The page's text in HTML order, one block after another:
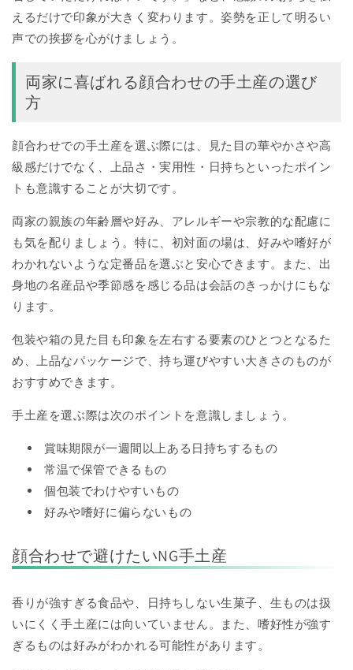
えるだけで印象が大きく変わります。姿勢を正して明るい
声での挨拶を心がけましょう。
両家に喜ばれる顔合わせの手土産の選び
方
顔合わせでの手土産を選ぶ際には、見た目の華やかさや高
級感だけでなく、上品さ・実用性・日持ちといったポイン
トも意識することが大切です。
両家の親族の年齢層や好み、アレルギーや宗教的な配慮に
も気を配りましょう。特に、初対面の場は、好みや嗜好が
わかれないような定番品を選ぶと安心できます。また、出
身地の名産品や季節感を感じる品は会話のきっかけにもな
ります。
包装や箱の見た目も印象を左右する要素のひとつとなるた
め、上品なパッケージで、持ち運びやすい大きさのものが
おすすめできます。
手土産を選ぶ際は次のポイントを意識しましょう。
賞味期限が一週間以上ある日持ちするもの
常温で保管できるもの
個包装でわけやすいもの
好みや嗜好に偏らないもの
顔合わせで避けたいNG手土産
香りが強すぎる食品や、日持ちしない生菓子、生ものは扱
いにくく手土産には向いていません。また、嗜好性が強す
ぎるものは好みがわかれる可能性があります。